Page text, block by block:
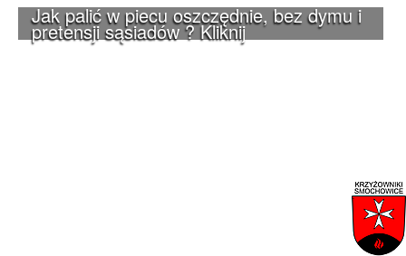
Jak palić w piecu oszczędnie, bez dymu i
pretensji sąsiadów ? Kliknij